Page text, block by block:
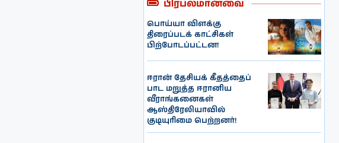
பிரபலமானவை
பொய்யா விளக்கு
திரைப்படக் காட்சிகள்
பிற்போடப்பட்டன!
ஈரான் தேசியக் கீதத்தைப்
பாட மறுத்த ஈரானிய
வீராங்கனைகள்
ஆஸ்திரேலியாவில்
குடியுரிமை பெற்றனர்!